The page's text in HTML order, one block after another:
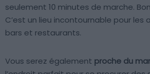
seulement 10 minutes de marche.
C’est un lieu incontournable pour les
bars et restaurants.
Vous serez également proche du